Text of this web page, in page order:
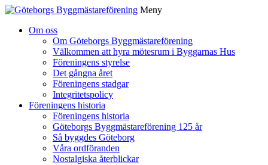
Meny
Om oss
Om Göteborgs Byggmästareförening
Välkommen att hyra mötesrum i Byggarnas Hus
Föreningens styrelse
Det gångna året
Föreningens stadgar
Integritetspolicy
Föreningens historia
Föreningens historia
Göteborgs Byggmästareförening 125 år
Så byggdes Göteborg
Våra ordföranden
Nostalgiska återblickar